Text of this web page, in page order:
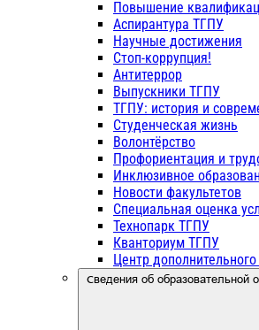
Повышение
Аспирантура ТГПУ
Научные достижения
Стоп-коррупция!
Антитеррор
Выпускники ТГПУ
ТГПУ: история и
Студенческая жизнь
Волонтёрство
Профориентация и
Инклюзивное
Новости факультетов
Специальная оценка
Технопарк ТГПУ
Кванториум ТГПУ
Центр
Сведения об образовательной